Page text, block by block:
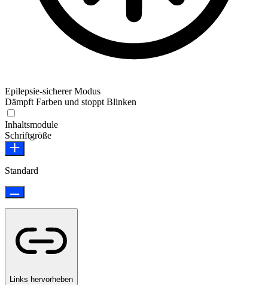
Epilepsie-sicherer Modus
Dämpft Farben und stoppt Blinken
Inhaltsmodule
Schriftgröße
Standard
Links hervorheben